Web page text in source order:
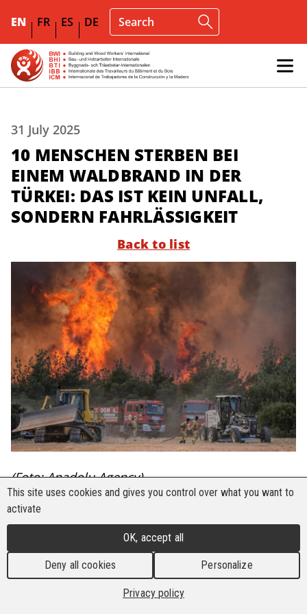
EN FR ES DE
31 July 2025
10 MENSCHEN STERBEN BEI
EINEM WALDBRAND IN DER
TÜRKEI: DAS IST KEIN UNFALL,
SONDERN FAHRLÄSSIGKEIT
Back to list
(Foto: Anadolu Agency)
Fünf Forstarbeiter*innen und fünf Freiwillige des
Such- und Rettungsdienstes (AKUT) kamen am
23. Juli bei einem Waldbrand in Eskişehir (Türkei)
auf tragische Weise ums Leben. Aufgrund einer
plötzlichen Windänderung wurde das Team von
den Flammen eingeschlossen und konnte nicht
This site uses cookies and gives you control over what you want to
activate
OK, accept all
Deny all cookies Personalize
Privacy policy